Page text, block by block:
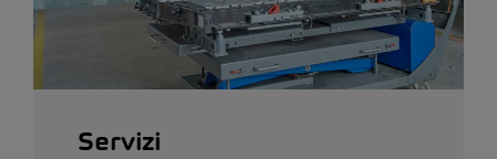
Servizi